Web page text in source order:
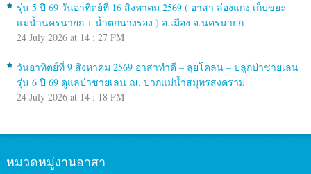
รุ่น 5 ปี 69 วันอาทิตย์ที่ 16 สิงหาคม 2569 ( อาสา ล่องแก่ง เก็บขยะ
แม่น้ำนครนายก + น้ำตกนางรอง ) อ.เมือง จ.นครนายก
24 July 2026 at 14 : 27 PM
วันอาทิตย์ที่ 9 สิงหาคม 2569 อาสาทำดี – ลุยโคลน – ปลูกป่าชายเลน
รุ่น 6 ปี 69 ดูแลป่าชายเลน ณ. ปากแม่น้ำสมุทรสงคราม
24 July 2026 at 14 : 18 PM
หมวดหมู่งานอาสา